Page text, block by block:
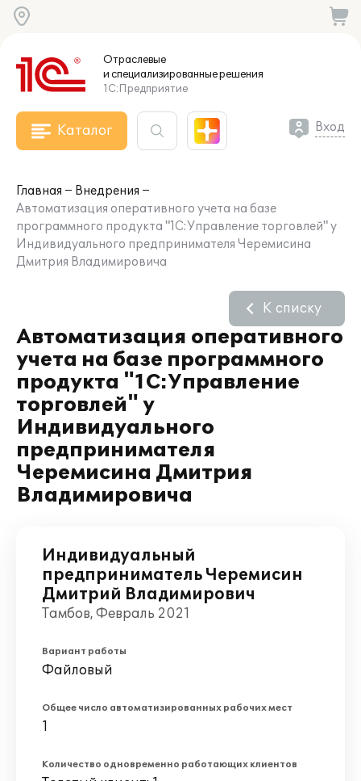
Отраслевые
и специализированныерешения
1С:Предприятие
Каталог Вход
Главная
Внедрения
Автоматизация оперативного учета на базе
программного продукта "1С:Управление торговлей" у
Индивидуального предпринимателя Черемисина
Дмитрия Владимировича
Автоматизация оперативного
учета на базе программного
продукта "1С:Управление
торговлей" у
Индивидуального
предпринимателя
Черемисина Дмитрия
Владимировича
К списку
Индивидуальный
предприниматель Черемисин
Дмитрий Владимирович
Тамбов, Февраль 2021
Вариант работы
Файловый
Общее число автоматизированных рабочих мест
1
Количество одновременно работающих клиентов